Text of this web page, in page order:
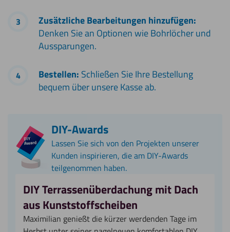
Zusätzliche Bearbeitungen hinzufügen:
Denken Sie an Optionen wie Bohrlöcher und
Aussparungen.
Bestellen: Schließen Sie Ihre Bestellung
bequem über unsere Kasse ab.
DIY-Awards
Lassen Sie sich von den Projekten unserer
Kunden inspirieren, die am DIY-Awards
teilgenommen haben.
DIY Terrassenüberdachung mit Dach
aus Kunststoffscheiben
Maximilian genießt die kürzer werdenden Tage im